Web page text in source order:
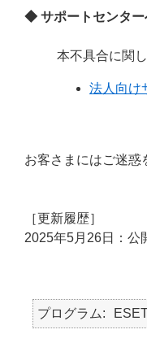
◆ サポートセンター
本不具合に関
法人向け
お客さまにはご迷惑
［更新履歴］
2025年5月26日：公
プログラム